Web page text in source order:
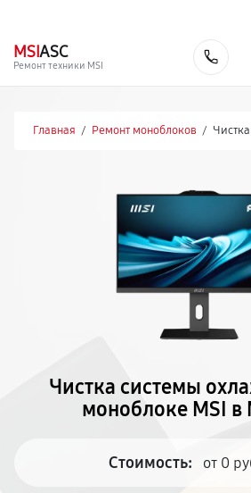
MSIASC
Ремонт техники MSI
Главная / Ремонт моноблоков /
Чистка системы
моноблоке MSI в
Стоимость: от 0